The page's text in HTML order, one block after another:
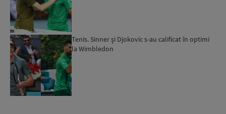
Tenis. Sinner şi Djokovic s-au calificat în optimi
la Wimbledon